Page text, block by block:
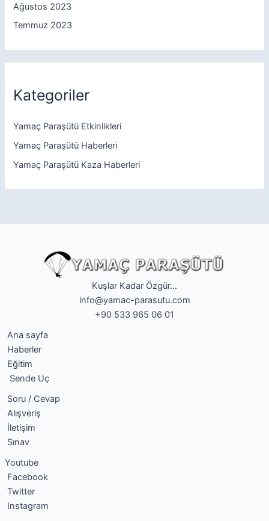
Ağustos 2023
Temmuz 2023
Kategoriler
Yamaç Paraşütü Etkinlikleri
Yamaç Paraşütü Haberleri
Yamaç Paraşütü Kaza Haberleri
Kuşlar Kadar Özgür...
info@yamac-parasutu.com
+90 533 965 06 01
Ana sayfa
Haberler
Eğitim
Sende Uç
Soru / Cevap
Alışveriş
İletişim
Sınav
Youtube
Facebook
Twitter
Instagram